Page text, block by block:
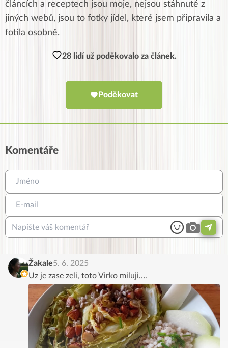
článcích a receptech jsou moje, nejsou stáhnuté z
jiných webů, jsou to fotky jídel, které jsem připravila a
fotila osobně.
28 lidí už poděkovalo za článek.
Poděkovat
Komentáře
Žakale5. 6. 2025
Uz je zase zeli, toto Virko miluji….